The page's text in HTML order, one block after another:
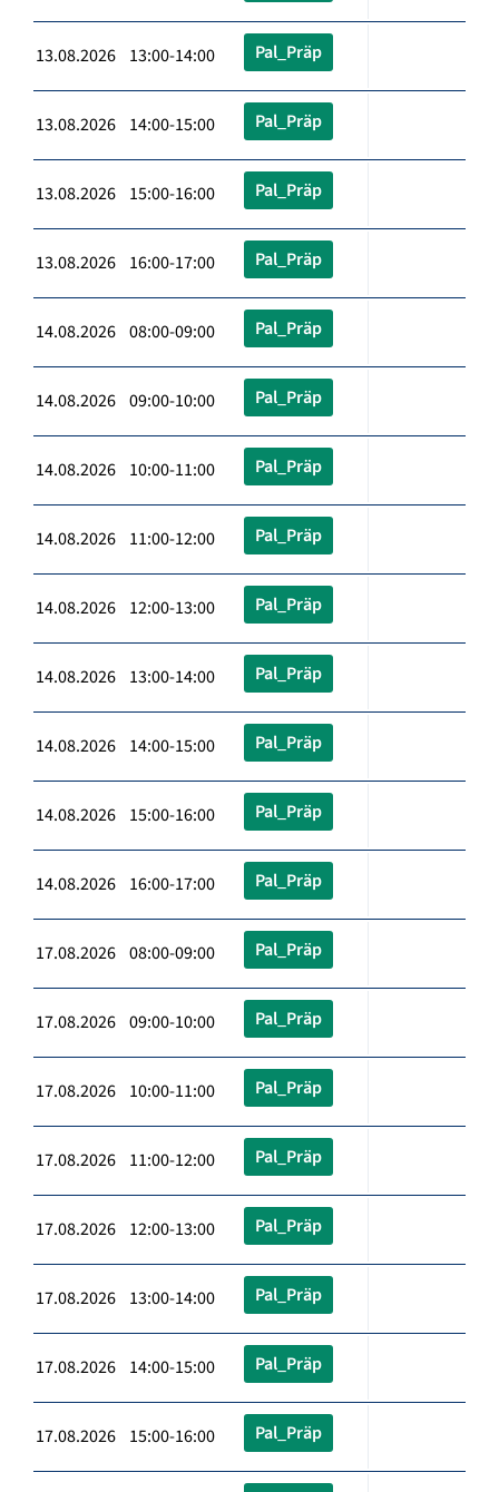
13.08.2026 13:00-14:00 Pal_Präp
13.08.2026 14:00-15:00 Pal_Präp
13.08.2026 15:00-16:00 Pal_Präp
13.08.2026 16:00-17:00 Pal_Präp
14.08.2026 08:00-09:00 Pal_Präp
14.08.2026 09:00-10:00 Pal_Präp
14.08.2026 10:00-11:00 Pal_Präp
14.08.2026 11:00-12:00 Pal_Präp
14.08.2026 12:00-13:00 Pal_Präp
14.08.2026 13:00-14:00 Pal_Präp
14.08.2026 14:00-15:00 Pal_Präp
14.08.2026 15:00-16:00 Pal_Präp
14.08.2026 16:00-17:00 Pal_Präp
17.08.2026 08:00-09:00 Pal_Präp
17.08.2026 09:00-10:00 Pal_Präp
17.08.2026 10:00-11:00 Pal_Präp
17.08.2026 11:00-12:00 Pal_Präp
17.08.2026 12:00-13:00 Pal_Präp
17.08.2026 13:00-14:00 Pal_Präp
17.08.2026 14:00-15:00 Pal_Präp
17.08.2026 15:00-16:00 Pal_Präp